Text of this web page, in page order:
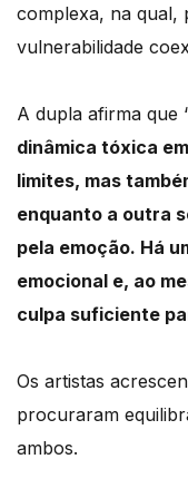
complexa, na qual,
vulnerabilidade
A dupla afirma que
dinâmica tóxica
limites, mas
enquanto a outra
pela emoção. Há
emocional e, ao
culpa suficiente
Os artistas
procuraram
ambos.